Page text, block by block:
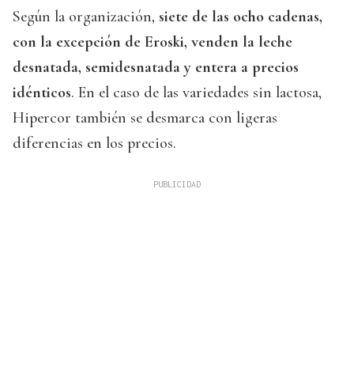
Según la organización, siete de las ocho cadenas,
con la excepción de Eroski, venden la leche
desnatada, semidesnatada y entera a precios
idénticos. En el caso de las variedades sin lactosa,
Hipercor también se desmarca con ligeras
diferencias en los precios.